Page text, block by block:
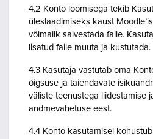
4.2 Konto loomisega tekib
üleslaadimiseks kaust
võimalik salvestada faile.
lisatud faile muuta ja kustutada.
4.3 Kasutaja vastutab oma
õigsuse ja täiendavate
väliste teenustega liidestamise
andmevahetuse eest.
4.4 Konto kasutamisel